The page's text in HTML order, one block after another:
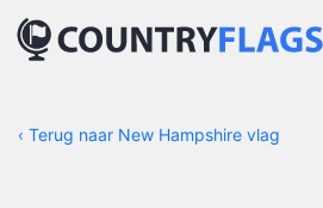
‹ Terug naar New Hampshire vlag